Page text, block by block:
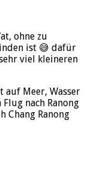
ohne zu
ist 😅 dafür
viel kleineren
auf Meer, Wasser
nach Ranong
Chang Ranong